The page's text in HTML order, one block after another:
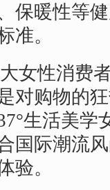
保暖性等
准。
女性消费
对购物的
生活美学
国际潮流
验。